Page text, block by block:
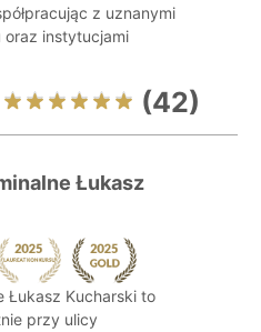
z uznanymi
instytucjami
(42)
Łukasz
Łukasz Kucharski to
przy ulicy